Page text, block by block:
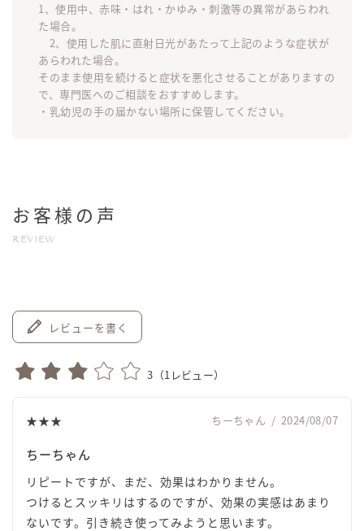
1、使用中、赤味・はれ・かゆみ・刺激等の異常があらわれ
た場合。
2、使用した肌に直射日光があたって上記のような症状が
あらわれた場合。
そのまま使用を続けると症状を悪化させることがありますの
で、専門医へのご相談をおすすめします。
・乳幼児の手の届かない場所に保管してください。
お客様の声
REVIEW
レビューを書く
3 （1 レビュー）
★★★ ちーちゃん /2024/08/07
ちーちゃん
リピートですが、まだ、効果はわかりません。
つけるとスッキリはするのですが、効果の実感はあまり
ないです。引き続き使ってみようと思います。